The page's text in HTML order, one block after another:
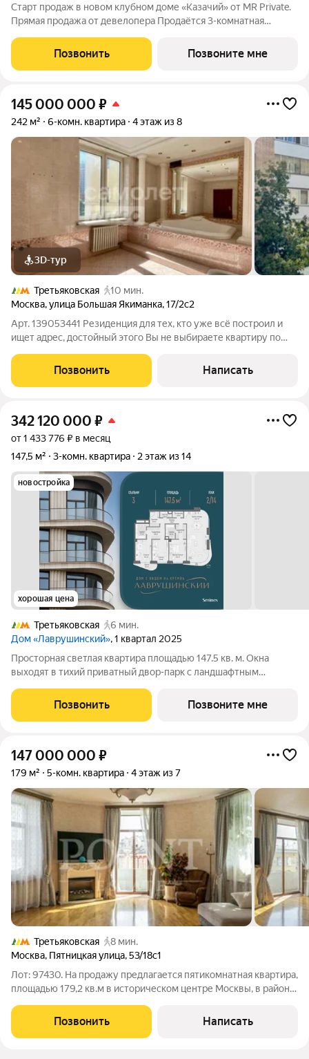
Старт продаж в новом клубном доме «Казачий» от MR Private.
Прямая продажа от девелопера Продаётся 3-комнатная
новый клубный дом делюкс-класса, расположенный в
историческом центре, вблизи
Позвонить Позвоните мне
145 000 000 ₽
242 м² 6-комн. квартира 4 этаж из 8
3D-тур
Третьяковская
10 мин.
Москва,улица Большая Якиманка,17/2с2
Арт. 139053441 Резиденция для тех, кто уже всё построил и
ищет адрес, достойный этого Вы не выбираете квартиру по
устал от
Позвонить Написать
342 120 000 ₽
от 1 433 776 ₽ в месяц
147,5 м²
3-комн. квартира 2 этаж из 14
новостройка
хорошая цена
Третьяковская
6 мин.
Дом «Лаврушинский», 1 квартал 2025
Просторная светлая квартира площадью 147.5 кв. м. Окна
выходят в тихий приватный двор-парк с ландшафтным
моллированное окно и открытый балкон в кухне-гостиной (48
кв. м) улучшают видовые
Позвонить Позвоните мне
147 000 000 ₽
179 м² 5-комн. квартира 4 этаж из 7
Третьяковская
8 мин.
Москва, Пятницкая улица,53/18с1
Лот: 97430. На продажу предлагается пятикомнатная квартира,
площадью 179,2 кв.м в историческом центре Москвы, в районе
улицу и во двор. Планировка: кухня-столовая, гостиная, три
спальни.
Позвонить Написать